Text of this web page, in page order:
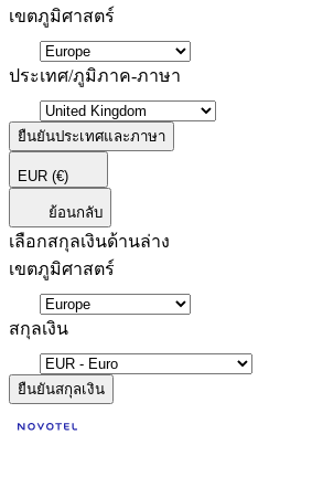
เขตภูมิศาสตร์
ประเทศ/ภูมิภาค-ภาษา
ยืนยันประเทศและภาษา
EUR (€)
ย้อนกลับ
เลือกสกุลเงินด้านล่าง
เขตภูมิศาสตร์
สกุลเงิน
ยืนยันสกุลเงิน